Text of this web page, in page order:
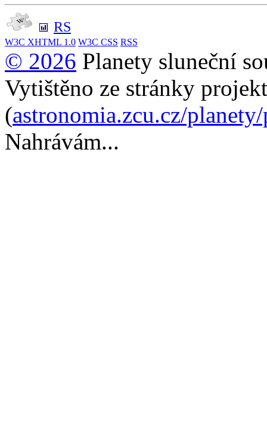
RS
W3C XHTML 1.0 W3C CSS RSS
© 2026 Planety sluneční
Vytištěno ze stránky
(astronomia.zcu.cz/
Nahrávám...